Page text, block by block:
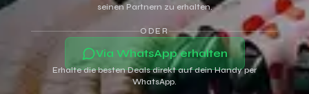
seinen Partnern zu erhalten.
ODER
Via WhatsApp erhalten
Erhalte die besten Deals direkt auf dein Handy per
WhatsApp.